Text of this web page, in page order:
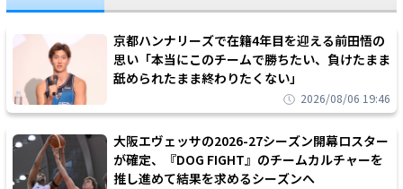
京都ハンナリーズで在籍4年目を迎える前田悟の
思い「本当にこのチームで勝ちたい、負けたまま
舐められたまま終わりたくない」
2026/08/06 19:46
大阪エヴェッサの2026-27シーズン開幕ロスター
が確定、『DOG FIGHT』のチームカルチャーを
推し進めて結果を求めるシーズンへ